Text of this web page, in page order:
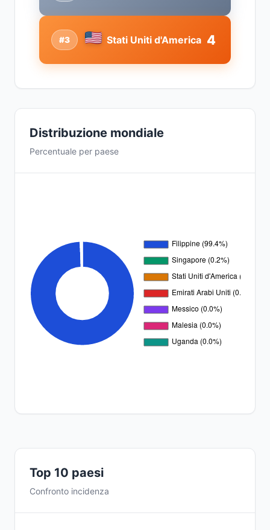
#3 Stati Uniti d'America 4
Distribuzione mondiale
Percentuale per paese
Top 10 paesi
Confronto incidenza